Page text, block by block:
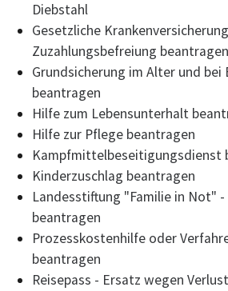
Diebstahl
Gesetzliche
Zuzahlungsbefreiung beantragen
Grundsicherung im Alter und bei
beantragen
Hilfe zum Lebensunterhalt
Hilfe zur Pflege beantragen
Kampfmittelbeseitigungsdienst
Kinderzuschlag beantragen
Landesstiftung "Familie in Not"
beantragen
Prozesskostenhilfe oder
beantragen
Reisepass - Ersatz wegen